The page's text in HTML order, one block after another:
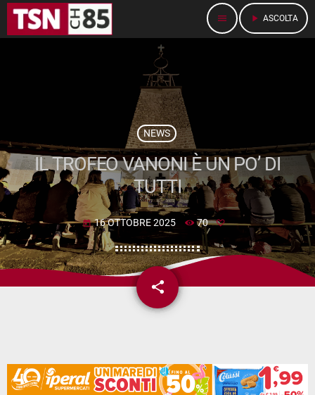
menu play_arrow ASCOLTA
NEWS
IL TROFEO VANONI È UN PO’ DI
TUTTI
today 16 OTTOBRE 2025 70
share
email